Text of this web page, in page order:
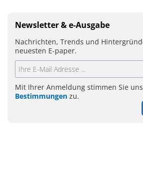
Newsletter & e-Ausgabe
Nachrichten, Trends und
neuesten E-paper.
Mit Ihrer Anmeldung stimmen Sie
Bestimmungen zu.